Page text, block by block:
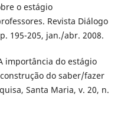
o estágio
Revista Diálogo
195-205, jan./abr. 2008.
importância do estágio
do saber/fazer
Santa Maria, v. 20, n.